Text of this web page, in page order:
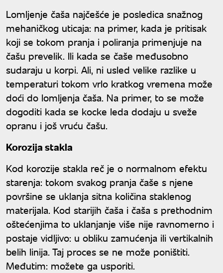
Lomljenje čaša najčešće je posledica snažnog
mehaničkog uticaja: na primer, kada je pritisak
koji se tokom pranja i poliranja primenjuje na
čašu prevelik. Ili kada se čaše međusobno
sudaraju u korpi. Ali, ni usled velike razlike u
temperaturi tokom vrlo kratkog vremena može
doći do lomljenja čaša. Na primer, to se može
dogoditi kada se kocke leda dodaju u sveže
opranu i još vruću čašu.
Korozija stakla
Kod korozije stakla reč je o normalnom efektu
starenja: tokom svakog pranja čaše s njene
površine se uklanja sitna količina staklenog
materijala. Kod starijih čaša i čaša s prethodnim
oštećenjima to uklanjanje više nije ravnomerno i
postaje vidljivo: u obliku zamućenja ili vertikalnih
belih linija. Taj proces se ne može poništiti.
Međutim: možete ga usporiti.